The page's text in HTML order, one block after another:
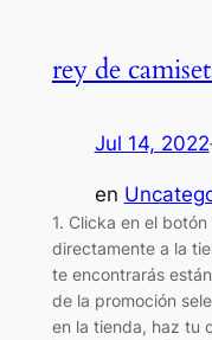
rey de
Jul 14, 2022
en
1. Clicka en el botón
directamente a la
te encontrarás
de la promoción
en la tienda, haz tu